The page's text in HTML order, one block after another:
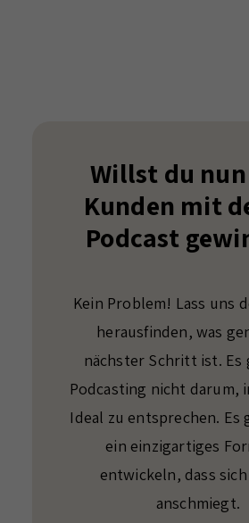
Willst du
Kunden mit
Podcast
Kein Problem! Lass uns
herausfinden, was
nächster Schritt ist. Es
Podcasting nicht darum,
Ideal zu entsprechen. Es
ein einzigartiges
entwickeln, dass
anschmiegt.